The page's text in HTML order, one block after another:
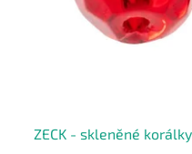
ZECK - skleněné